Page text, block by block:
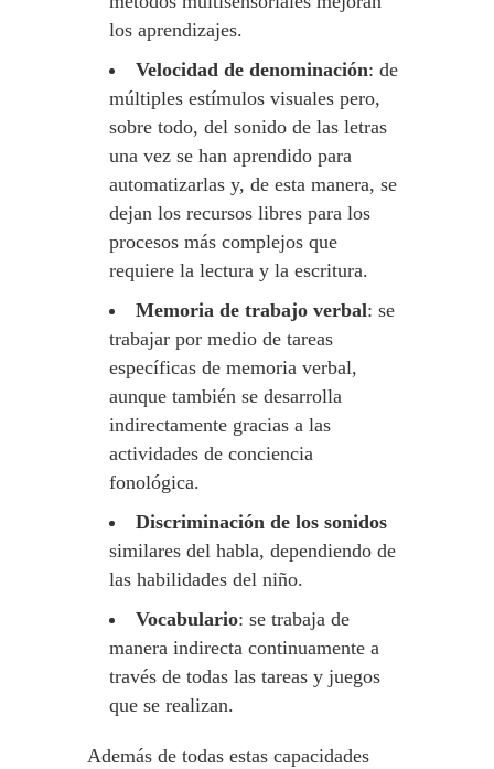
los aprendizajes.
Velocidad de denominación: de
múltiples estímulos visuales pero,
sobre todo, del sonido de las letras
una vez se han aprendido para
automatizarlas y, de esta manera, se
dejan los recursos libres para los
procesos más complejos que
requiere la lectura y la escritura.
Memoria de trabajo verbal: se
trabajar por medio de tareas
específicas de memoria verbal,
aunque también se desarrolla
indirectamente gracias a las
actividades de conciencia
fonológica.
Discriminación de los sonidos
similares del habla, dependiendo de
las habilidades del niño.
Vocabulario: se trabaja de
manera indirecta continuamente a
través de todas las tareas y juegos
que se realizan.
Además de todas estas capacidades